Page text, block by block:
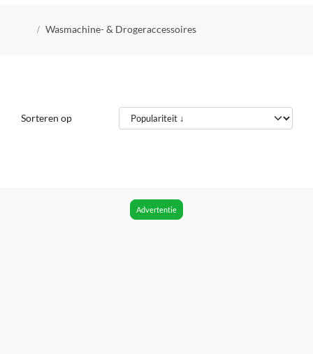
Kruimelpad
Wasmachine- & Drogeraccessoires
Sorteren op
Advertentie